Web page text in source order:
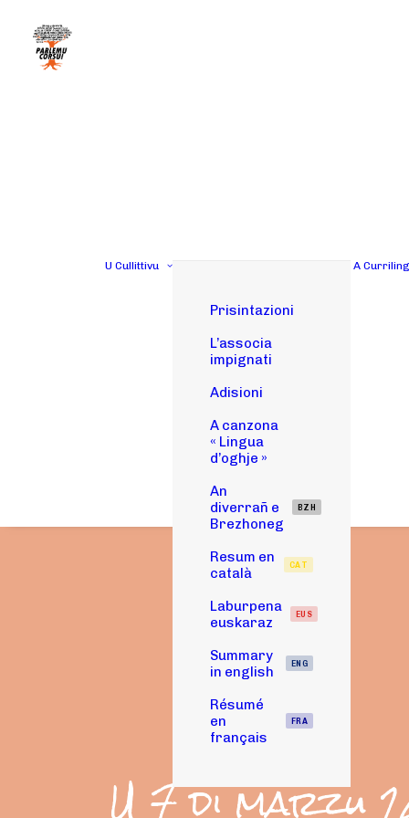
U Cullittivu
Prisintazioni
L’associa
impignati
Adisioni
A canzona
« Lingua
d’oghje »
An
diverrañ e
Brezhoneg
BZH
Resum en
català
CAT
Laburpena
euskaraz
EUS
Summary
in english
ENG
Résumé
en
français
FRA
A